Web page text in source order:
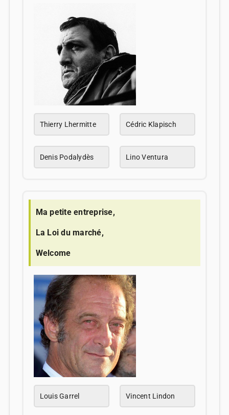
Thierry Lhermitte Cédric Klapisch
Denis Podalydès Lino Ventura
Ma petite entreprise,
La Loi du marché,
Welcome
Louis Garrel Vincent Lindon